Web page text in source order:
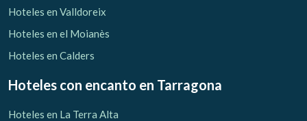
Hoteles en Valldoreix
Hoteles en el Moianès
Hoteles en Calders
Hoteles con encanto en Tarragona
Hoteles en La Terra Alta